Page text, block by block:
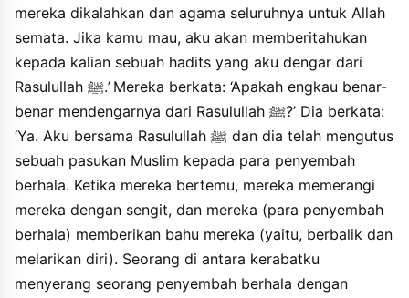
mata fadafannahu faashbaha ala zhahri alardhi faqalu laalla
aduwwan nabasyahu fadafannahu tsumma amarna ghilmanana
yahrusunahu faashbaha ala zhahri alardhi faqulna laalla
alghilmana naasu fadafannahu tsumma harasnahu bianfusina
faashbaha ala zhahri alardhi faalqaynahu fi badhi tilka assyiabi.
mereka dikalahkan dan agama seluruhnya untuk Allah
semata. Jika kamu mau, aku akan memberitahukan
kepada kalian sebuah hadits yang aku dengar dari
Rasulullah ﷺ.’ Mereka berkata: ‘Apakah engkau benar-
benar mendengarnya dari Rasulullah ﷺ?’ Dia berkata:
‘Ya. Aku bersama Rasulullah ﷺ dan dia telah mengutus
sebuah pasukan Muslim kepada para penyembah
berhala. Ketika mereka bertemu, mereka memerangi
mereka dengan sengit, dan mereka (para penyembah
berhala) memberikan bahu mereka (yaitu, berbalik dan
melarikan diri). Seorang di antara kerabatku
menyerang seorang penyembah berhala dengan